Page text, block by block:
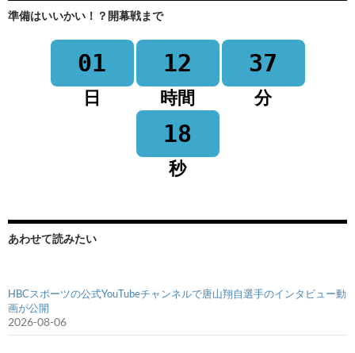
準備はいいかい！？開幕戦まで
01
日
12
時間
37
分
18
秒
あわせて読みたい
HBCスポーツの公式YouTubeチャンネルで唐山翔自選手のインタビュー動
画が公開
2026-08-06